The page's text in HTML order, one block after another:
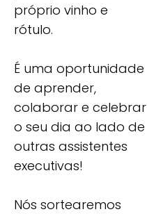
próprio vinho e
rótulo.
É uma oportunidade
de aprender,
colaborar e celebrar
o seu dia ao lado de
outras assistentes
executivas!
Nós sortearemos